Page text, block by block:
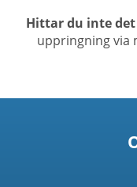
Hittar du inte
uppringning via